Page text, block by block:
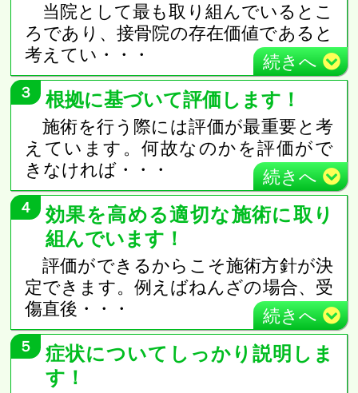
当院として最も取り組んでいるとこ
ろであり、接骨院の存在価値であると
考えてい ・・・ 続きへ
３ 根拠に基づいて評価します！
施術を行う際には評価が最重要と考
えています。何故なのかを評価がで
きなければ ・・・ 続きへ
４
効果を高める適切な施術に取り
組んでいます！
評価ができるからこそ施術方針が決
定できます。例えばねんざの場合、受
傷直後 ・・・ 続きへ
５
症状についてしっかり説明しま
す！